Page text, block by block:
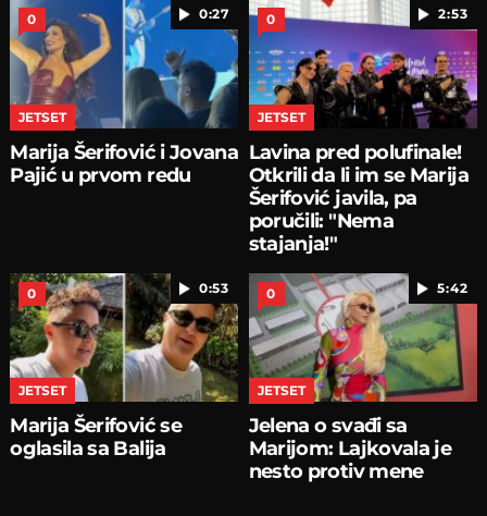
0:27
0
JETSET
Marija Šerifović i Jovana
Pajić u prvom redu
2:53
0
JETSET
Lavina pred polufinale!
Otkrili da li im se Marija
Šerifović javila, pa
poručili: "Nema
stajanja!"
0:53
0
JETSET
Marija Šerifović se
oglasila sa Balija
5:42
0
JETSET
Jelena o svađi sa
Marijom: Lajkovala je
nesto protiv mene